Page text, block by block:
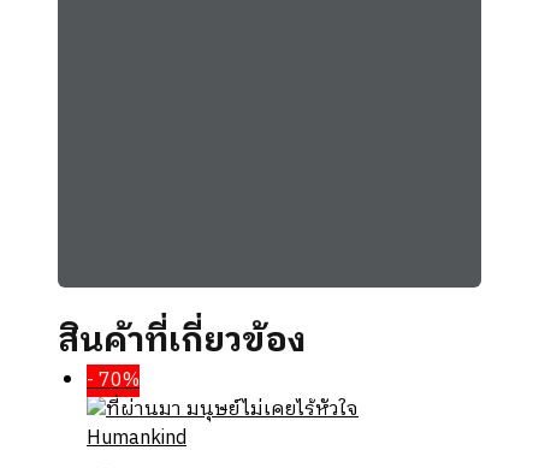
สินค้าที่เกี่ยวข้อง
- 70%